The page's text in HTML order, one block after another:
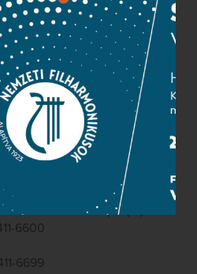
Marcell u. 1. (Müpa)
6600
6699